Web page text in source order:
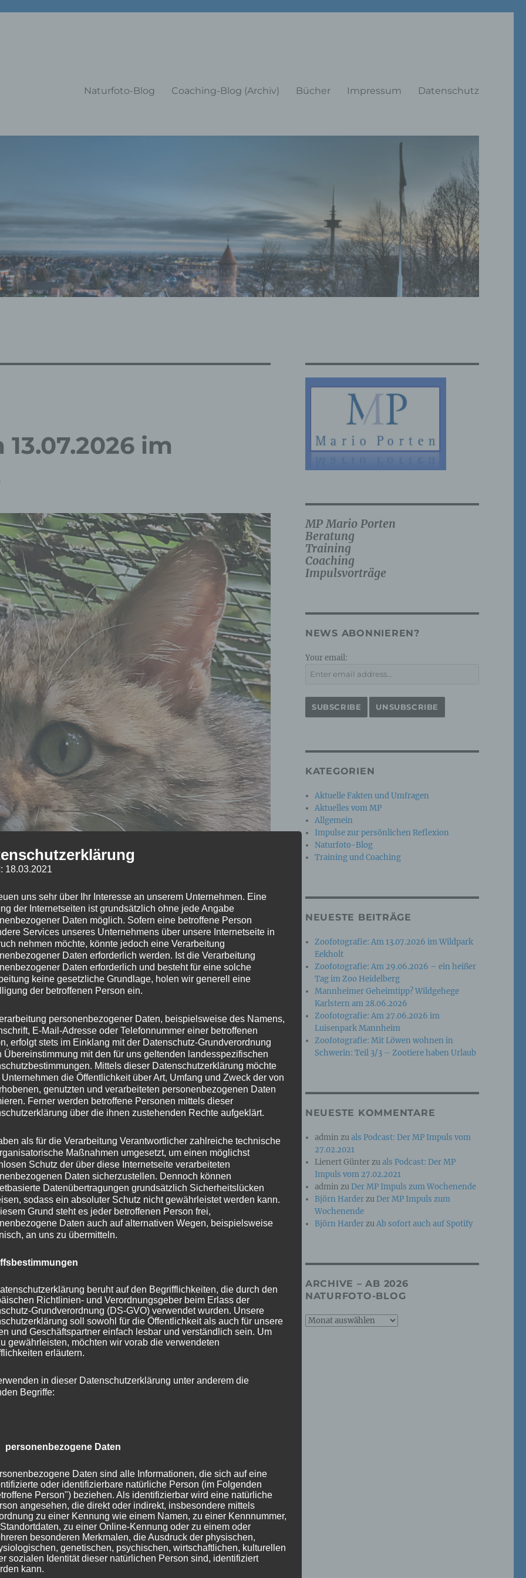
Naturfoto-Blog Coaching-Blog (Archiv) Bücher Impressum Datenschutz
im
Kreis Segebergist derWildpark Eekholt, der, wenn
Kilometer mal außer Acht lässt, quasi vor meiner
überregional sehr bekannt und wurde mehrfach
ich dennoch länger nicht dort war, überraschte mich
dort getan hat. Schönes Wetter und Sommerferien
an diesem Montagmorgen für guten Besuch.
bis zu ihrer Auflösung über viele Jahre Patentiere in
einenFischotter. Die quirligen Fischfresser waren denn
erster Anlaufpunkt und ich kam genau richtig zur
gilt, dass man als Fotograf in den großen
Eekholt sehr gut fotografieren kann. Die Fütterung, die
auch sehr nett und anschaulich kommentierte, bot
Möglichkeiten, da die Tiere lange im vorderen Teil des
und es sich schmecken ließen. Sowohl vom aktuellen
von Fischotteropa Cid, der mit 26 Jahren schon
seine Lebenserwartung ist, konnte ich also zahlreiche
diesen Blogbeitrag hatte ich Mühe, die “schönsten”
MP Mario Porten
Beratung
Training
Coaching
Impulsvorträge
NEWS ABONNIEREN?
Your email:
KATEGORIEN
Aktuelle Fakten und Umfragen
Aktuelles vom MP
Allgemein
Impulse zur persönlichen Reflexion
Naturfoto-Blog
Training und Coaching
NEUESTE BEITRÄGE
Zoofotografie: Am 13.07.2026 im Wildpark
Eekholt
Zoofotografie: Am 29.06.2026 – ein heißer
Tag im Zoo Heidelberg
Mannheimer Geheimtipp? Wildgehege
Karlstern am 28.06.2026
Zoofotografie: Am 27.06.2026 im
Luisenpark Mannheim
Zoofotografie: Mit Löwen wohnen in
Schwerin: Teil 3/3 – Zootiere haben Urlaub
NEUESTE KOMMENTARE
admin zuals Podcast: Der MP Impuls vom
27.02.2021
Lienert Günterzuals Podcast: Der MP
Impuls vom 27.02.2021
admin zuDer MP Impuls zum Wochenende
Björn HarderzuDer MP Impuls zum
Wochenende
Björn HarderzuAb sofort auch auf Spotify
ARCHIVE – AB 2026
NATURFOTO-BLOG
Archive
18.03.2021
uns sehr über Ihr Interesse an unserem Unternehmen. Eine
der Internetseiten ist grundsätzlich ohne jede Angabe
Daten möglich. Sofern eine betroffene Person
Services unseres Unternehmens über unsere Internetseite in
nehmen möchte, könnte jedoch eine Verarbeitung
Daten erforderlich werden. Ist die Verarbeitung
Daten erforderlich und besteht für eine solche
keine gesetzliche Grundlage, holen wir generell eine
der betroffenen Person ein.
personenbezogener Daten, beispielsweise des Namens,
E-Mail-Adresse oder Telefonnummer einer betroffenen
erfolgt stets im Einklang mit der Datenschutz-Grundverordnung
Übereinstimmung mit den für uns geltenden landesspezifischen
Mittels dieser Datenschutzerklärung möchte
Unternehmen die Öffentlichkeit über Art, Umfang und Zweck der von
genutzten und verarbeiteten personenbezogenen Daten
Ferner werden betroffene Personen mittels dieser
über die ihnen zustehenden Rechte aufgeklärt.
als für die Verarbeitung Verantwortlicher zahlreiche technische
Maßnahmen umgesetzt, um einen möglichst
Schutz der über diese Internetseite verarbeiteten
Daten sicherzustellen. Dennoch können
Datenübertragungen grundsätzlich Sicherheitslücken
sodass ein absoluter Schutz nicht gewährleistet werden kann.
Grund steht es jeder betroffenen Person frei,
Daten auch auf alternativen Wegen, beispielsweise
an uns zu übermitteln.
beruht auf den Begrifflichkeiten, die durch den
Richtlinien- und Verordnungsgeber beim Erlass der
Grundverordnung (DS-GVO) verwendet wurden. Unsere
soll sowohl für die Öffentlichkeit als auch für unsere
und Geschäftspartner einfach lesbar und verständlich sein. Um
gewährleisten, möchten wir vorab die verwendeten
erläutern.
in dieser Datenschutzerklärung unter anderem die
Begriffe:
Daten
Daten sind alle Informationen, die sich auf eine
oder identifizierbare natürliche Person (im Folgenden
Person") beziehen. Als identifizierbar wird eine natürliche
angesehen, die direkt oder indirekt, insbesondere mittels
zu einer Kennung wie einem Namen, zu einer Kennnummer,
zu einer Online-Kennung oder zu einem oder
besonderen Merkmalen, die Ausdruck der physischen,
genetischen, psychischen, wirtschaftlichen, kulturellen
sozialen Identität dieser natürlichen Person sind, identifiziert
kann.